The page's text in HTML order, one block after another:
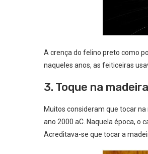
A crença do felino preto como
naqueles anos, as feiticeiras
3. Toque na madeira
Muitos consideram que tocar
ano 2000 aC. Naquela época, o
Acreditava-se que tocar a